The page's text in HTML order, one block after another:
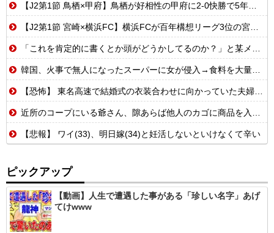
【J2第1節 鳥栖×甲府】鳥栖が好相性の甲府に2-0快勝で5年ぶり開幕白星！田中雄大は古巣に恩返しPK弾
【J2第1節 宮崎×横浜FC】横浜FCが百年構想リーグ3位の宮崎を敵地で破り開幕戦勝利！“切り札”アダイウトンのゴールで均衡破る
「これを肯定的に書くとか頭がどうかしてるのか？」と某メディアの焚書称賛記事にツッコミ殺到、自分で本屋を作るとかそういう話かと思ったら……
韓国、火事で無人になったスーパーに女が侵入→食料を大量に盗む→翌日また来店した理由がヤバい
【恐怖】 東名高速で結婚式の衣装合わせに向かっていた夫婦の車に何度も何度も追突した60歳の男がヤバすぎる…こんなのに遭遇したらどうすればいいの？
近所のコープにいる爺さん、隙あらば他人のカゴに商品を入れようとする
【悲報】 ワイ(33)、明日嫁(34)と妊活しないといけなくて辛い
ピックアップ
【動画】人生で遭遇した事がある「珍しい名字」あげ
てけwww